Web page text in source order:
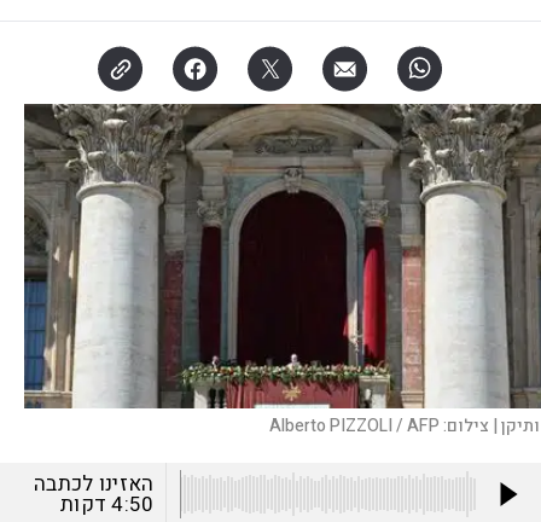
| צילום:Alberto PIZZOLI / AFP
האזינו לכתבה
4:50דקות